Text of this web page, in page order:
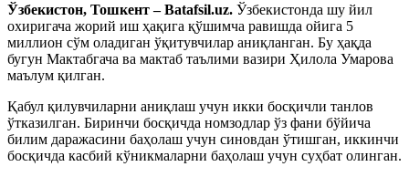
Ўзбекистон, Тошкент – Batafsil.uz. Ўзбекистонда шу йил
охиригача жорий иш ҳақига қўшимча равишда ойига 5
миллион сўм оладиган ўқитувчилар аниқланган. Бу ҳақда
бугун Мактабгача ва мактаб таълими вазири Ҳилола Умарова
маълум қилган.
Қабул қилувчиларни аниқлаш учун икки босқичли танлов
ўтказилган. Биринчи босқичда номзодлар ўз фани бўйича
билим даражасини баҳолаш учун синовдан ўтишган, иккинчи
босқичда касбий кўникмаларни баҳолаш учун суҳбат олинган.